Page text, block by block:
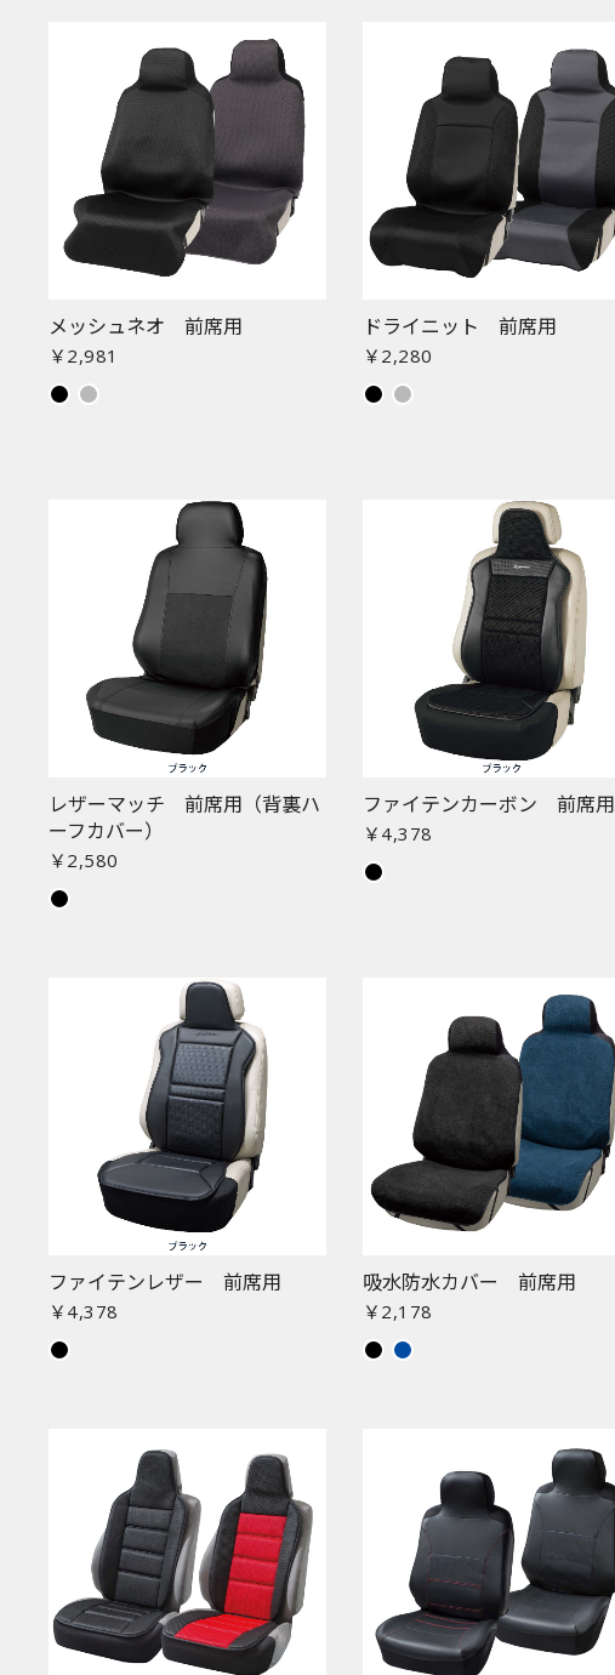
メッシュネオ 前席用
￥2,981
ドライニット 前席用
￥2,280
レザーマッチ 前席用（背裏ハ
ーフカバー）
￥2,580
ファイテンカーボン 前席用
￥4,378
ファイテンレザー 前席用
￥4,378
吸水防水カバー 前席用
￥2,178